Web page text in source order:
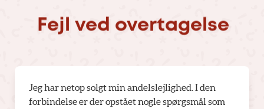
Fejl ved overtagelse
Jeg har netop solgt min andelslejlighed. I den
forbindelse er der opstået nogle spørgsmål som